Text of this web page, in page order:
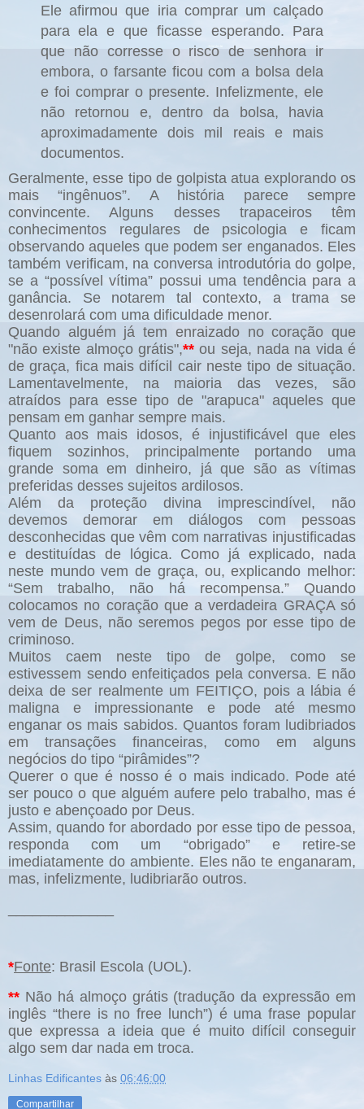
Ele afirmou que iria comprar um calçado
para ela e que ficasse esperando. Para
que não corresse o risco de senhora ir
embora, o farsante ficou com a bolsa dela
e foi comprar o presente. Infelizmente, ele
não retornou e, dentro da bolsa, havia
aproximadamente dois mil reais e mais
documentos.
Geralmente, esse tipo de golpista atua explorando os
mais “ingênuos”. A história parece sempre
convincente. Alguns desses trapaceiros têm
conhecimentos regulares de psicologia e ficam
observando aqueles que podem ser enganados. Eles
também verificam, na conversa introdutória do golpe,
se a “possível vítima” possui uma tendência para a
ganância. Se notarem tal contexto, a trama se
desenrolará com uma dificuldade menor.
Quando alguém já tem enraizado no coração que
"não existe almoço grátis",** ou seja, nada na vida é
de graça, fica mais difícil cair neste tipo de situação.
Lamentavelmente, na maioria das vezes, são
atraídos para esse tipo de "arapuca" aqueles que
pensam em ganhar sempre mais.
Quanto aos mais idosos, é injustificável que eles
fiquem sozinhos, principalmente portando uma
grande soma em dinheiro, já que são as vítimas
preferidas desses sujeitos ardilosos.
Além da proteção divina imprescindível, não
devemos demorar em diálogos com pessoas
desconhecidas que vêm com narrativas injustificadas
e destituídas de lógica. Como já explicado, nada
neste mundo vem de graça, ou, explicando melhor:
“Sem trabalho, não há recompensa.” Quando
colocamos no coração que a verdadeira GRAÇA só
vem de Deus, não seremos pegos por esse tipo de
criminoso.
Muitos caem neste tipo de golpe, como se
estivessem sendo enfeitiçados pela conversa. E não
deixa de ser realmente um FEITIÇO, pois a lábia é
maligna e impressionante e pode até mesmo
enganar os mais sabidos. Quantos foram ludibriados
em transações financeiras, como em alguns
negócios do tipo “pirâmides”?
Querer o que é nosso é o mais indicado. Pode até
ser pouco o que alguém aufere pelo trabalho, mas é
justo e abençoado por Deus.
Assim, quando for abordado por esse tipo de pessoa,
responda com um “obrigado” e retire-se
imediatamente do ambiente. Eles não te enganaram,
mas, infelizmente, ludibriarão outros.
*Fonte: Brasil Escola (UOL).
** Não há almoço grátis (tradução da expressão em
inglês “there is no free lunch”) é uma frase popular
que expressa a ideia que é muito difícil conseguir
algo sem dar nada em troca.
Linhas Edificantes às 06:46:00
Compartilhar